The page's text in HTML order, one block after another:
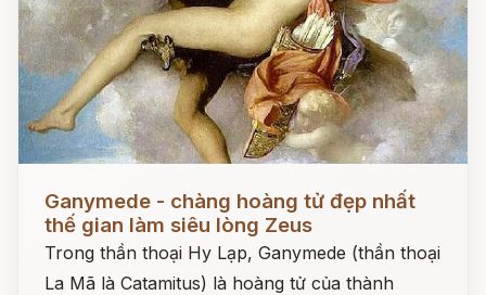
Ganymede - chàng hoàng tử đẹp nhất
thế gian làm siêu lòng Zeus
Trong thần thoại Hy Lạp, Ganymede (thần thoại
La Mã là Catamitus) là hoàng tử của thành